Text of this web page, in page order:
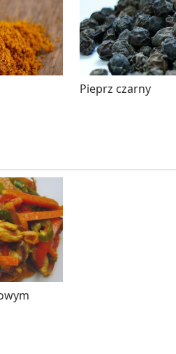
Pieprz czarny